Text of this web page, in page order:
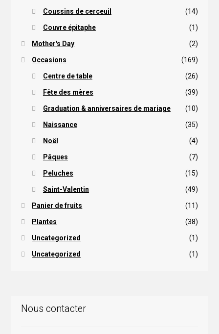
Coussins de cerceuil (14)
Couvre épitaphe (1)
Mother's Day (2)
Occasions (169)
Centre de table (26)
Fête des mères (39)
Graduation & anniversaires de mariage (10)
Naissance (35)
Noël (4)
Pâques (7)
Peluches (15)
Saint-Valentin (49)
Panier de fruits (11)
Plantes (38)
Uncategorized (1)
Uncategorized (1)
Nous contacter